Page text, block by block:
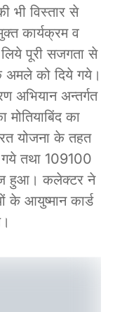
भी विस्तार से
कार्यक्रम व
लिये पूरी सजगता से
अमले को दिये गये।
अभियान अन्तर्गत
का
योजना के तहत
तथा 109100
हुआ। कलेक्टर ने
के आयुष्मान कार्ड